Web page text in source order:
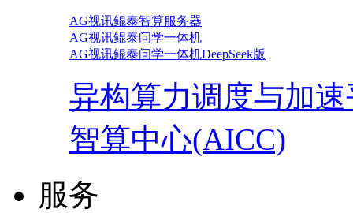
AG视讯鲲泰智算服务器
AG视讯鲲泰问学一体机
AG视讯鲲泰问学一体机DeepSeek版
异构算力调度与加
智算中心(AICC)
服务